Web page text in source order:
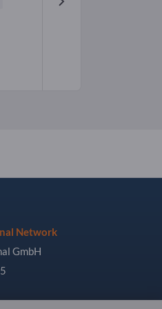
Network
GmbH